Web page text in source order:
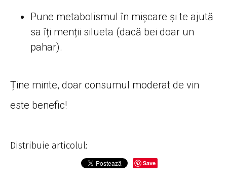
Pune metabolismul în mișcare și te ajută
sa îți menții silueta (dacă bei doar un
pahar).
Ține minte, doar consumul moderat de vin
este benefic!
Distribuie articolul:
Save